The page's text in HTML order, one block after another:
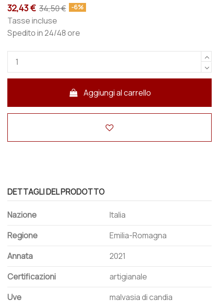
32,43 € 34,50 € -6%
Tasse incluse
Spedito in 24/48 ore
Aggiungi al carrello
DETTAGLI DEL PRODOTTO
Nazione
Italia
Regione
Emilia-Romagna
Annata
2021
Certificazioni
artigianale
Uve
malvasia di candia